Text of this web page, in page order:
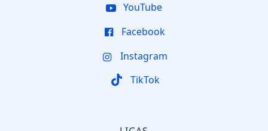
YouTube
Facebook
Instagram
TikTok